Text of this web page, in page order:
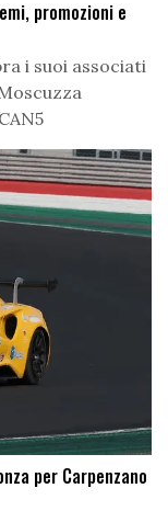
promozioni e
i suoi associati
per Carpenzano